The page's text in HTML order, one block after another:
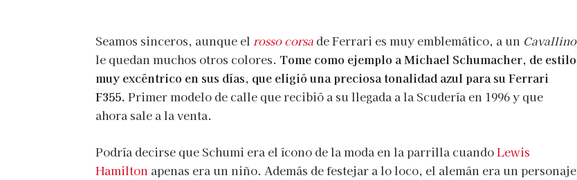
Seamos sinceros, aunque el rosso corsa de Ferrari es muy emblemático, a un Cavallino
le quedan muchos otros colores. Tome como ejemplo a Michael Schumacher, de estilo
muy excéntrico en sus días, que eligió una preciosa tonalidad azul para su Ferrari
F355. Primer modelo de calle que recibió a su llegada a la Scudería en 1996 y que
ahora sale a la venta.
Podría decirse que Schumi era el ícono de la moda en la parrilla cuandoLewis
Hamilton apenas era un niño. Además de festejar a lo loco, el alemán era un personaje